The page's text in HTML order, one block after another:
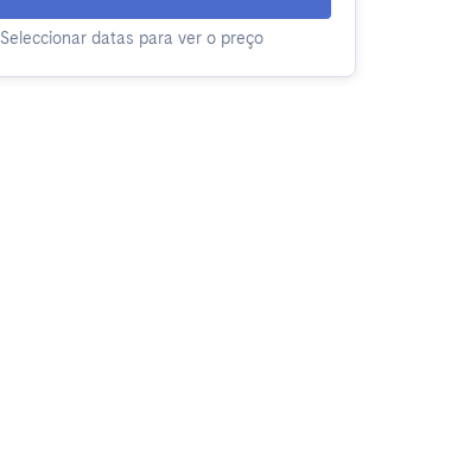
Seleccionar datas para ver o preço